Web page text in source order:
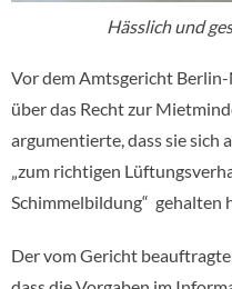
Hässlich und
Vor dem Amtsgericht
über das Recht zur
argumentierte,dass sie sich
„zum richtigen
Schimmelbildung“ gehalten
Der vom Gericht